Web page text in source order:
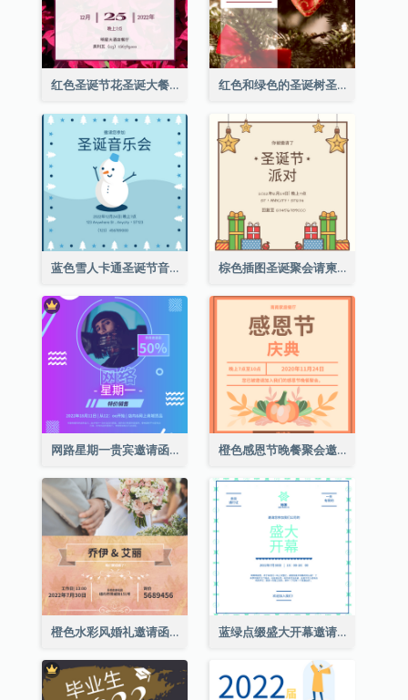
红色圣诞节花圣诞大餐请柬 红色和绿色的圣诞树圣诞派对邀请函
蓝色雪人卡通圣诞节音乐会邀请 棕色插图圣诞聚会请柬
网路星期一贵宾邀请函 橙色感恩节晚餐聚会邀请函
橙色水彩风婚礼邀请函 蓝绿点缀盛大开幕邀请函